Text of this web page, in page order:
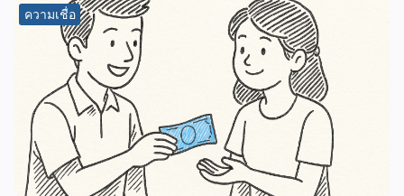
ความเชื่อ